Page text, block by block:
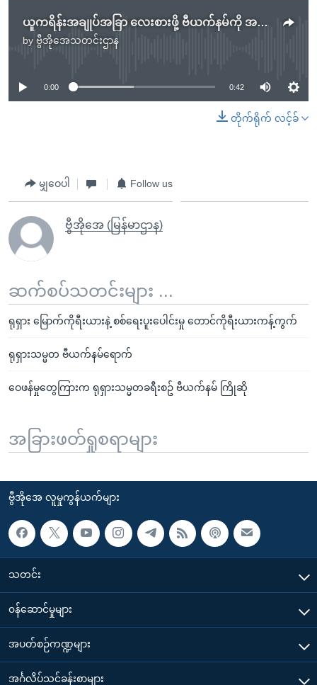
ယူကရိန်းအချုပ်အခြာ လေးစားဖို့ ဗီယက်နမ်ကို အမေရိကန်တိုက်တွန်း
by ဗွီအိုအေသတင်းဌာန
No media source currently available
0:00 0:42
တိုက်ရိုက် လင့်ခ်
မျှဝေပါ Follow us
ဗွီအိုအေ (မြန်မာဌာန)
ဆက်စပ်သတင်းများ ...
ရုရှား မြောက်ကိုရီးယားနဲ့ စစ်ရေးပူးပေါင်းမှု တောင်ကိုရီးယားကန့်ကွက်
ရုရှားသမ္မတ ဗီယက်နမ်ရောက်
ဝေဖန်မှုတွေကြားက ရုရှားသမ္မတခရီးစဥ် ဗီယက်နမ် ကြိုဆို
အခြားဖတ်ရှုစရာများ
ဗွီအိုအေ လူမှုကွန်ယက်များ
သတင်း
၀န်ဆောင်မှုများ
အပတ်စဉ်ကဏ္ဍများ
အင်္ဂလိပ်သင်ခန်းစာများ